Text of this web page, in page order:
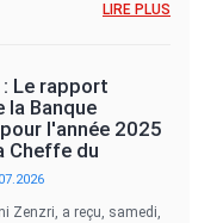
LIRE PLUS
: Le rapport
la Banque
l'année 2025
Cheffe du
Zenzri, a reçu, samedi,